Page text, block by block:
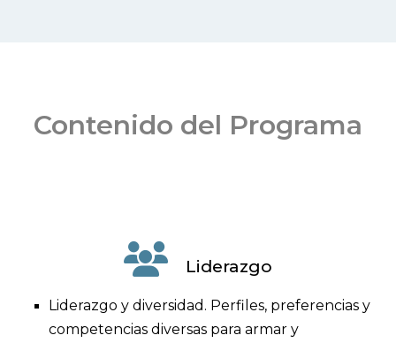
Contenido del Programa
Liderazgo
Liderazgo y diversidad. Perfiles, preferencias y
competencias diversas para armar y